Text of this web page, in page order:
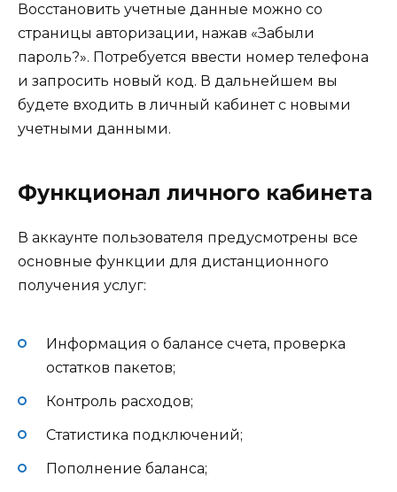
Восстановить учетные данные можно со
страницы авторизации, нажав «Забыли
пароль?». Потребуется ввести номер телефона
и запросить новый код. В дальнейшем вы
будете входить в личный кабинет с новыми
учетными данными.
Функционал личного кабинета
В аккаунте пользователя предусмотрены все
основные функции для дистанционного
получения услуг:
Информация о балансе счета, проверка
остатков пакетов;
Контроль расходов;
Статистика подключений;
Пополнение баланса;